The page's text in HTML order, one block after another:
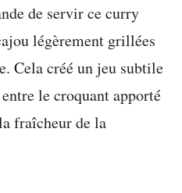
de servir ce curry
légèrement grillées
Cela créé un jeu subtile
le croquant apporté
fraîcheur de la